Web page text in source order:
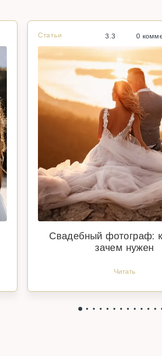
Статьи 3.3 0
Свадебный фотограф:
зачем нужен
Читать